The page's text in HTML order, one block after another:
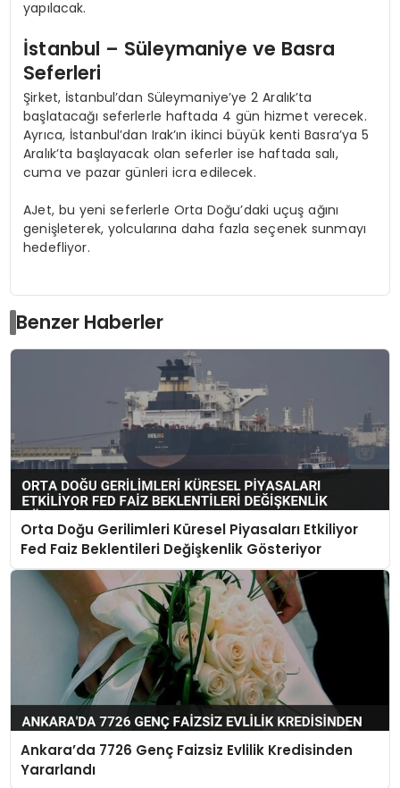
yapılacak.
İstanbul – Süleymaniye ve Basra
Seferleri
Şirket, İstanbul’dan Süleymaniye’ye 2 Aralık’ta
başlatacağı seferlerle haftada 4 gün hizmet verecek.
Ayrıca, İstanbul’dan Irak’ın ikinci büyük kenti Basra’ya 5
Aralık’ta başlayacak olan seferler ise haftada salı,
cuma ve pazar günleri icra edilecek.
AJet, bu yeni seferlerle Orta Doğu’daki uçuş ağını
genişleterek, yolcularına daha fazla seçenek sunmayı
hedefliyor.
Benzer Haberler
Orta Doğu Gerilimleri Küresel Piyasaları Etkiliyor
Fed Faiz Beklentileri Değişkenlik Gösteriyor
Ankara’da 7726 Genç Faizsiz Evlilik Kredisinden
Yararlandı